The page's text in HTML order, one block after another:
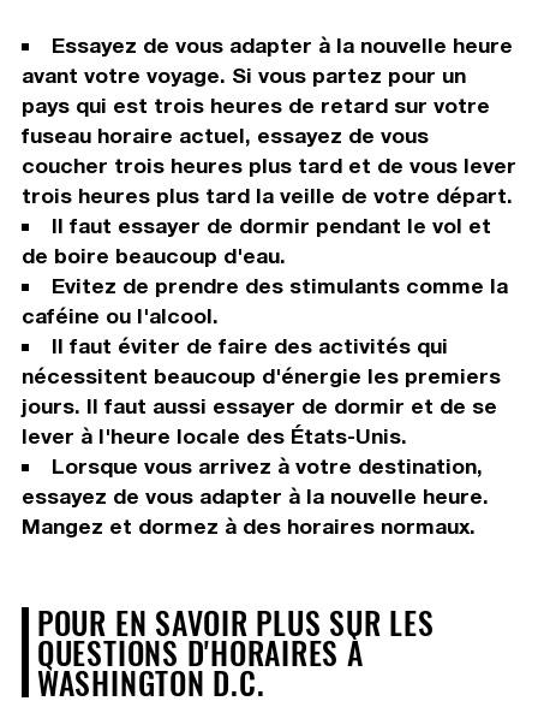
Essayez de vous adapter à la nouvelle heure
avant votre voyage. Si vous partez pour un
pays qui est trois heures de retard sur votre
fuseau horaire actuel, essayez de vous
coucher trois heures plus tard et de vous lever
trois heures plus tard la veille de votre départ.
Il faut essayer de dormir pendant le vol et
de boire beaucoup d'eau.
Evitez de prendre des stimulants comme la
caféine ou l'alcool.
Il faut éviter de faire des activités qui
nécessitent beaucoup d'énergie les premiers
jours. Il faut aussi essayer de dormir et de se
lever à l'heure locale des États-Unis.
Lorsque vous arrivez à votre destination,
essayez de vous adapter à la nouvelle heure.
Mangez et dormez à des horaires normaux.
POUR EN SAVOIR PLUS SUR LES
QUESTIONS D'HORAIRES À
WASHINGTON D.C.